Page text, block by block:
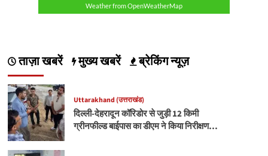
Weather from OpenWeatherMap
ताज़ा खबरें मुख्य खबरें ब्रेकिंग न्यूज़
Uttarakhand (उत्तराखंड)
दिल्ली-देहरादून कॉरिडोर से जुड़ी 12 किमी
ग्रीनफील्ड बाईपास का डीएम ने किया निरीक्षण…